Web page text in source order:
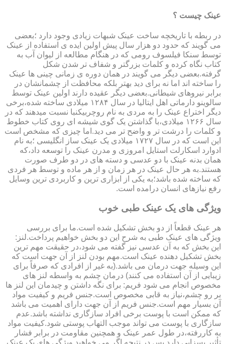
عینک چیست ؟
در ربطه با تاریخچه ساخت عینک شبهات زیادی وجود دارد ؛بعضی
می گویند که حدود دو هزار سال پیش اولین ایده ی استفاده از عینک
توسط سنکا فیلسوف رومی که در هنگام مطالعه از لیوان آب به
کتاب نگاه کرده و کلمات بزرگتر و شفاف تر شدن شکل
گرفته.بعضی دیگر می گویند در همان دوره ی زمانی چینی ها عینک
را ساخته اند اما نه برای دید بهتر بلکه محافظت از چشمانشان در
برابر نیروهای شیطانی.بعضی دیگر عقیده دارند اولین عینک توسط
سالوینو دارماتی اهل ایتالیا در سال ۱۲۸۴ میلادی ساخته شده،برخی
دیگر اختراع عینک را به مردی به نام روچربیکنبا نسبت میدهند که در
سال ۱۲۶۶ میلادی،با گذاشتن یک گوی شیشه ای روی کتاب خطوط
و کلمات را درشت تر و واضح تر می دید.اما چیزی که مشخص است
این است که در سال ۱۷۲۷ میلادی یک عینک ساز انگلیسی ؛به نام
ادوارد اسکارلت استایل امروزی و مدرن عینک را توسعه داد،که
همان بدنه عینک با دو عدسی و دسته های در دو طرف صورت
هستند.به هر حال عینک در هر زمان و از هر ماده و توسط هر فردی
که ساخته شده باشد؛به یکی از ابزاری ترین و کاربردی ترین وسایل
رفع نیازهای انسان درامده است.
ویژگی های یک عینک طبی خوب
هر عینک قطعاً از دو بخش تشکیل شده است.ما برای بررسی
ویژگی های عینک طبی به شرح این دو بخش خواهیم پرداخت.لنز:
این بخش که به آن عدسی نیز گفته می شود،در حقیقت مهم ترین
بخش تشکیل دهنده عینک است.مهم بودن لنز از آن جهت است که
این وسیله جهت درمان می باشد.(به غیر از افرادی که صرفاً برای
زیبایی از آن استفاده می کنند) درمان چشم به واسطه لنز های
مخصوص انجام می شود فریم: برای نگه داشتن و چیدمان این لنز ها
بر رو چشم،نیاز به قابی مخصوص است.جنس فریم و کیفیت مواد
آن بسیار مهم است.جنس فریم از آن جهت دارای اهمیت می باشد
که ممکن است با پوست برخی افراد سازگاری نداشته باشد.عدم
سازگاری با پوست می تواند موجب التهاب پوستی شود.کیفیت مواد
به کاررفته،در طول عمر عینک و همچنین مقاومت در برابر فشار